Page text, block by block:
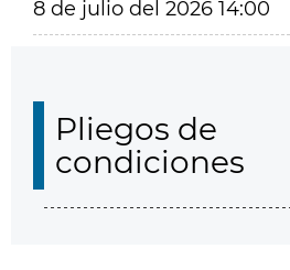
8 de julio del 2026 14:00
Pliegos de
condiciones